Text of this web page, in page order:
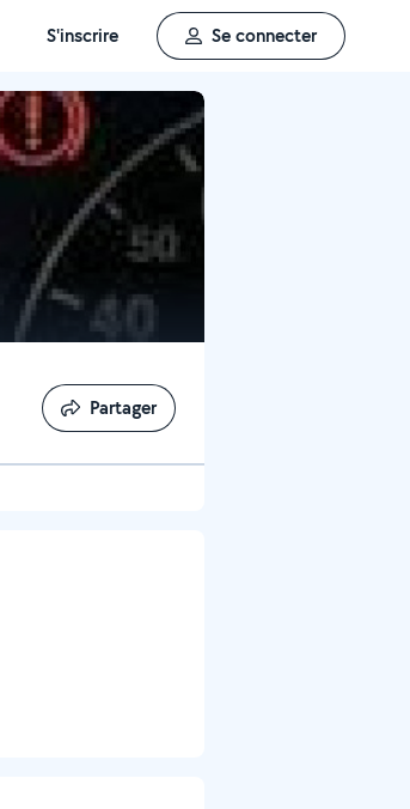
S'inscrire Se connecter
Partager
Partager